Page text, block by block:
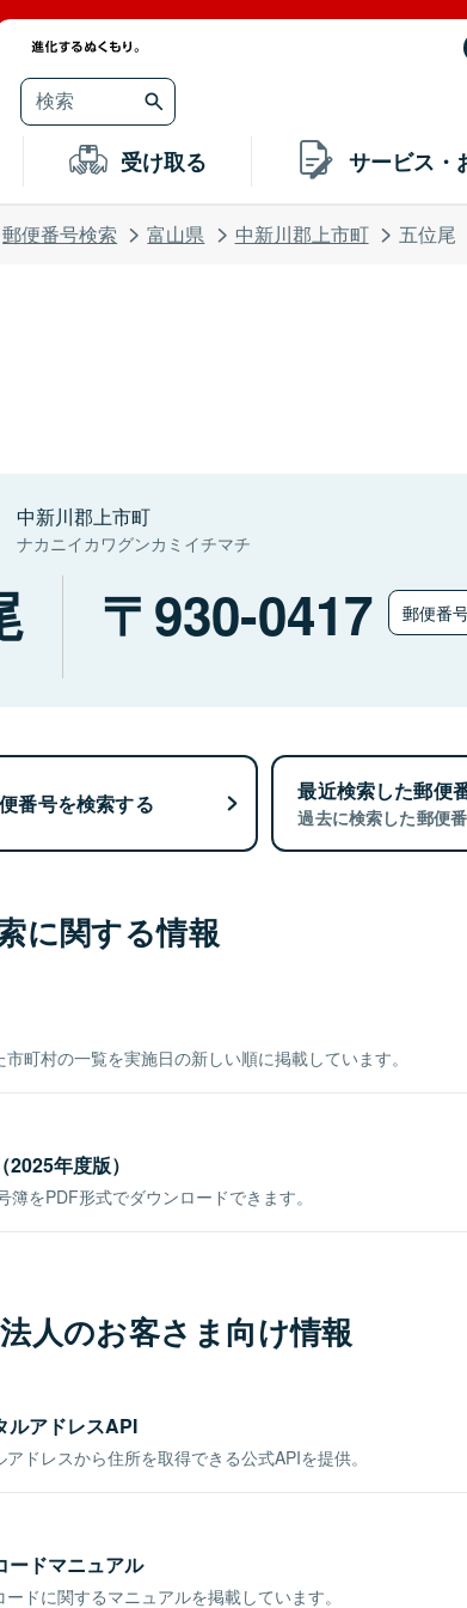
受け取る サービス・
郵便番号検索 富山県 中新川郡上市町 五位尾
中新川郡上市町
ナカニイカワグンカミイチマチ
930-0417 郵便番
番号を検索する 最近検索した郵便
過去に検索した郵便
に関する情報
町村の一覧を実施日の新しい順に掲載しています。
年度版）
簿をPDF形式でダウンロードできます。
人のお客さま向け情報
ルアドレスAPI
ドレスから住所を取得できる公式APIを提供。
ードマニュアル
ドに関するマニュアルを掲載しています。